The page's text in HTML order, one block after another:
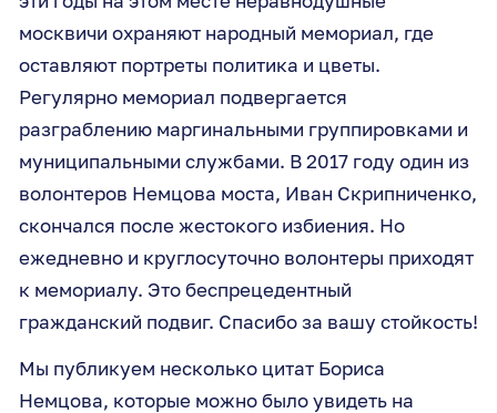
москвичи охраняют народный мемориал, где
оставляют портреты политика и цветы.
Регулярно мемориал подвергается
разграблению маргинальными группировками и
муниципальными службами. В 2017 году один из
волонтеров Немцова моста, Иван Скрипниченко,
скончался после жестокого избиения. Но
ежедневно и круглосуточно волонтеры приходят
к мемориалу. Это беспрецедентный
гражданский подвиг. Спасибо за вашу стойкость!
Мы публикуем несколько цитат Бориса
Немцова, которые можно было увидеть на